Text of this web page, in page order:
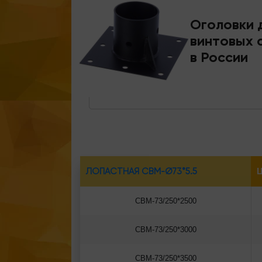
Оголовки
винтовых
в России
ЛОПАСТНАЯ СВМ-Ø73*5.5
СВМ-73/250*2500
СВМ-73/250*3000
СВМ-73/250*3500